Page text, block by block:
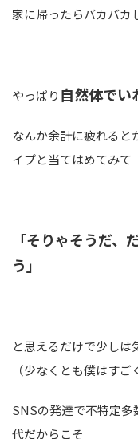
家に帰ったらバカバカ
やっぱり 自然体でい
なんか余計に疲れると
イプと当てはめてみて
「そりゃそうだ、
う」
と思えるだけで少しは
（少なくとも僕はす
SNSの発達で不特定
代だからこそ